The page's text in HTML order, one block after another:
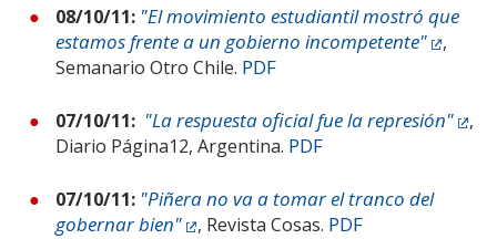
08/10/11: "El movimiento estudiantil mostró que
estamos frente a un gobierno incompetente"
,
Semanario Otro Chile. PDF
07/10/11: "La respuesta oficial fue la represión"
,
Diario Página12, Argentina. PDF
07/10/11: "Piñera no va a tomar el tranco del
gobernar bien"
, Revista Cosas. PDF